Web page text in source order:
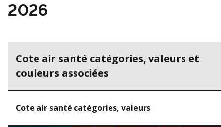
2026
Cote air santé catégories, valeurs et
couleurs associées
Cote air santé catégories, valeurs